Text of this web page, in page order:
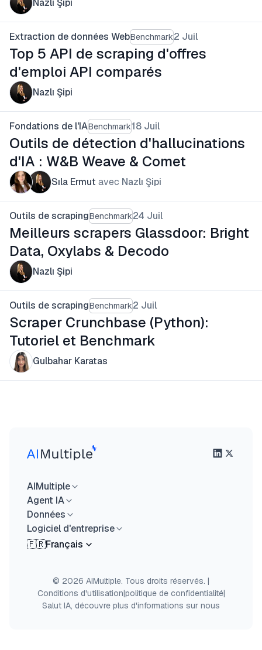
Nazlı Şipi
Extraction de données WebBenchmark2 Juil
Top 5 API de scraping d'offres
d'emploi API comparés
Nazlı Şipi
Fondations de l'IABenchmark18 Juil
Outils de détection d'hallucinations
d'IA : W&B Weave & Comet
Sıla Ermut avec Nazlı Şipi
Outils de scrapingBenchmark24 Juil
Meilleurs scrapers Glassdoor: Bright
Data, Oxylabs & Decodo
Nazlı Şipi
Outils de scrapingBenchmark2 Juil
Scraper Crunchbase (Python):
Tutoriel et Benchmark
Gulbahar Karatas
AIMultiple
Agent IA
Données
Logiciel d'entreprise
🇫🇷Français
© 2026 AIMultiple. Tous droits réservés. |
Conditions d'utilisation|politique de confidentialité|
Salut IA, découvre plus d'informations sur nous